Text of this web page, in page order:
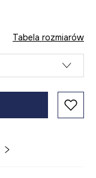
Tabela rozmiarów